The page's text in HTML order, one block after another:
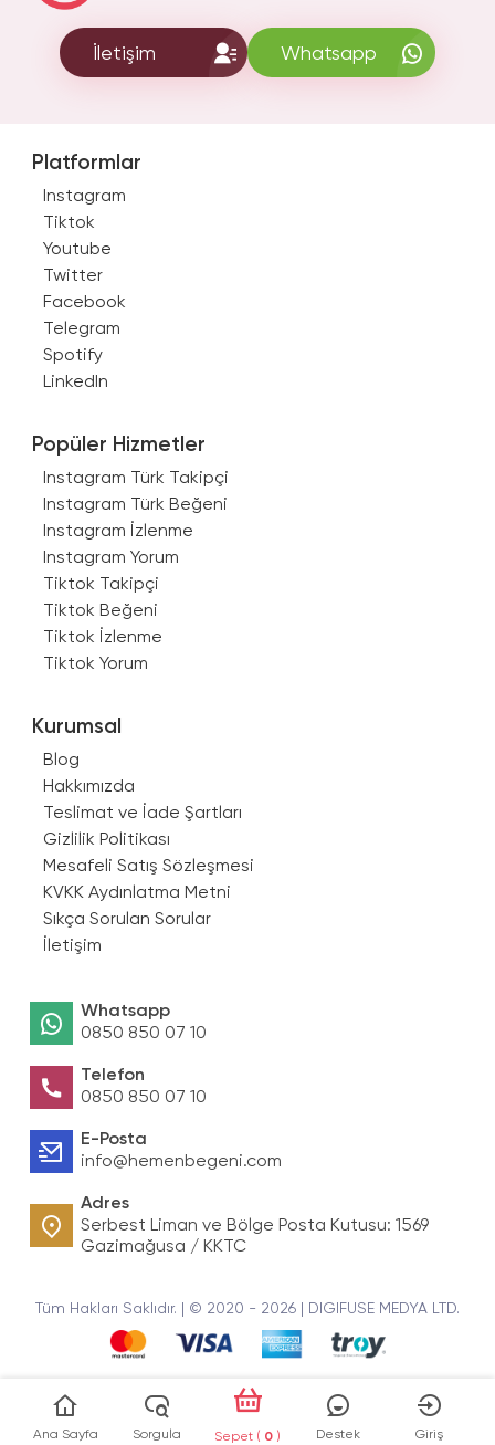
İletişim Whatsapp
Platformlar
Instagram
Tiktok
Youtube
Twitter
Facebook
Telegram
Spotify
LinkedIn
Popüler Hizmetler
Instagram Türk Takipçi
Instagram Türk Beğeni
Instagram İzlenme
Instagram Yorum
Tiktok Takipçi
Tiktok Beğeni
Tiktok İzlenme
Tiktok Yorum
Kurumsal
Blog
Hakkımızda
Teslimat ve İade Şartları
Gizlilik Politikası
Mesafeli Satış Sözleşmesi
KVKK Aydınlatma Metni
Sıkça Sorulan Sorular
İletişim
Whatsapp
0850 850 07 10
Telefon
0850 850 07 10
E-Posta
info@hemenbegeni.com
Adres
Serbest Liman ve Bölge Posta Kutusu: 1569
Gazimağusa / KKTC
Tüm Hakları Saklıdır. | © 2020 - 2026 | DIGIFUSE MEDYA LTD.
Ana Sayfa Sorgula Sepet ( 0 ) Destek Giriş